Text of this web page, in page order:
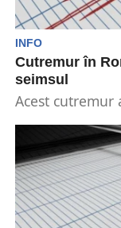
INFO
Cutremur în
seimsul
Acest cutremur